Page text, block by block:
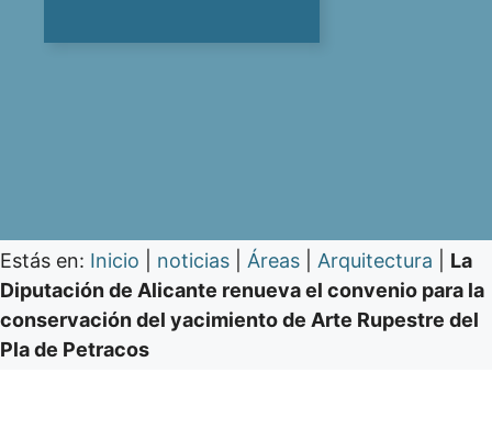
Estás en: Inicio noticias Áreas Arquitectura
La
Diputación de Alicante renueva el convenio para la
conservación del yacimiento de Arte Rupestre del
Pla de Petracos